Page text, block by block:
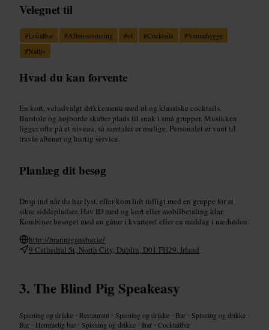
Velegnet til
#Lokalbar #Aftensstemning #øl #Cocktails #Vennehygge
#Natliv
Hvad du kan forvente
En kort, veludvalgt drikkemenu med øl og klassiske cocktails.
Barstole og højborde skaber plads til snak i små grupper. Musikken
ligger ofte på et niveau, så samtaler er mulige. Personalet er vant til
travle aftener og hurtig service.
Planlæg dit besøg
Drop ind når du har lyst, eller kom lidt tidligt med en gruppe for at
sikre siddepladser. Hav ID med og kort eller mobilbetaling klar.
Kombiner besøget med en gåtur i kvarteret eller en middag i nærheden.
http://brannigansbar.ie/
9 Cathedral St, North City, Dublin, D01 FH29, Irland
The Blind Pig Speakeasy
Spisning og drikke • Restaurant • Spisning og drikke • Bar • Spisning og drikke •
Bar • Hemmelig bar • Spisning og drikke • Bar •Cocktailbar